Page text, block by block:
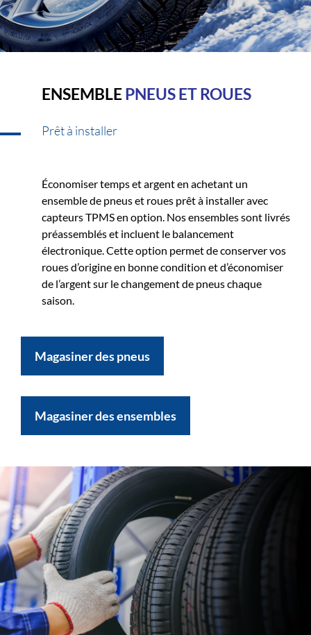
ENSEMBLEPNEUS ET ROUES
Prêt à installer
Économiser temps et argent en achetant un
ensemble de pneus et roues prêt à installer avec
capteurs TPMS en option. Nos ensembles sont livrés
préassemblés et incluent le balancement
électronique. Cette option permet de conserver vos
roues d’origine en bonne condition et d’économiser
de l’argent sur le changement de pneus chaque
saison.
Magasiner des pneus
Magasiner des ensembles